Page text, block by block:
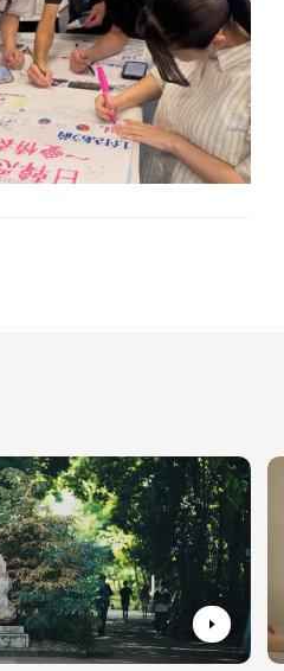
語講座 『日本の大学・大学院
座』（OPJLC 2025年度春期）
募集要項を公開しました
Symposium 2024